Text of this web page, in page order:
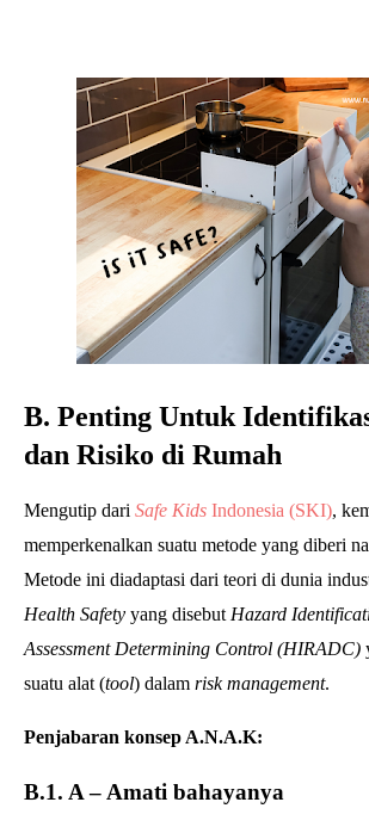
B. Penting Untuk
dan Risiko di Rumah
Mengutip dari Safe Kids Indonesia (SKI),
memperkenalkan suatu metode yang diberi
Metode ini diadaptasi dari teori di dunia
Health Safety yang disebut Hazard
Assessment Determining Control (HIRADC)
suatu alat (tool) dalam risk management.
Penjabaran konsep A.N.A.K:
B.1. A – Amati bahayanya